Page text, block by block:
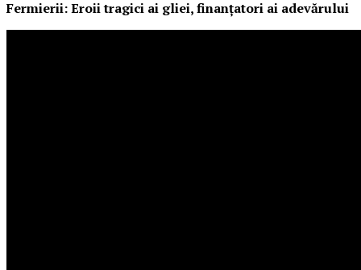
Fermierii: Eroii tragici ai gliei, finanțatori ai adevărului